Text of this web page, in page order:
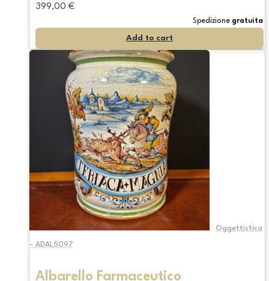
399,00 €
Spedizione gratuita
Add to cart
Oggettistica
- ADAL5097
Albarello Farmaceutico